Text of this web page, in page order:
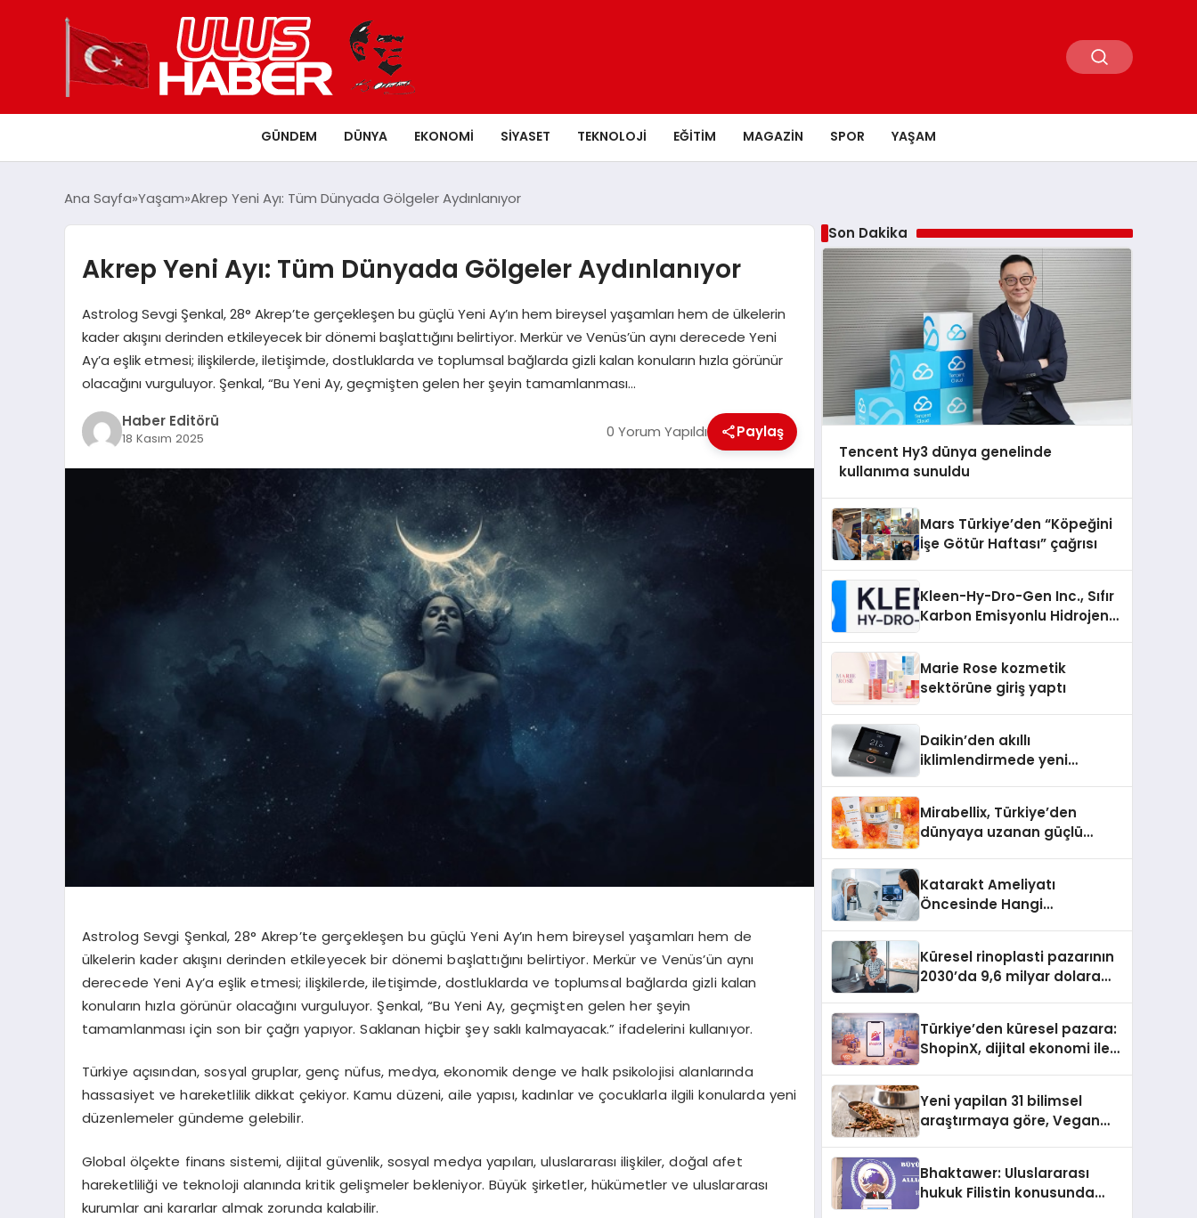
GÜNDEM DÜNYA EKONOMI SIYASET TEKNOLOJI EĞITIM MAGAZIN SPOR YAŞAM
Ana Sayfa Yaşam Akrep Yeni Ayı: Tüm Dünyada Gölgeler Aydınlanıyor
Akrep Yeni Ayı: Tüm Dünyada Gölgeler Aydınlanıyor
Astrolog Sevgi Şenkal, 28° Akrep’te gerçekleşen bu güçlü Yeni Ay’ın hem bireysel yaşamları hem de ülkelerin
kader akışını derinden etkileyecek bir dönemi başlattığını belirtiyor. Merkür ve Venüs’ün aynı derecede Yeni
Ay’a eşlik etmesi; ilişkilerde, iletişimde, dostluklarda ve toplumsal bağlarda gizli kalan konuların hızla görünür
olacağını vurguluyor. Şenkal, “Bu Yeni Ay, geçmişten gelen her şeyin tamamlanması…
Haber Editörü
18 Kasım 2025 0 Yorum Yapıldı Paylaş
Astrolog Sevgi Şenkal, 28° Akrep’te gerçekleşen bu güçlü Yeni Ay’ın hem bireysel yaşamları hem de
ülkelerin kader akışını derinden etkileyecek bir dönemi başlattığını belirtiyor. Merkür ve Venüs’ün aynı
derecede Yeni Ay’a eşlik etmesi; ilişkilerde, iletişimde, dostluklarda ve toplumsal bağlarda gizli kalan
konuların hızla görünür olacağını vurguluyor. Şenkal, “Bu Yeni Ay, geçmişten gelen her şeyin
tamamlanması için son bir çağrı yapıyor. Saklanan hiçbir şey saklı kalmayacak.” ifadelerini kullanıyor.
Türkiye açısından, sosyal gruplar, genç nüfus, medya, ekonomik denge ve halk psikolojisi alanlarında
hassasiyet ve hareketlilik dikkat çekiyor. Kamu düzeni, aile yapısı, kadınlar ve çocuklarla ilgili konularda yeni
düzenlemeler gündeme gelebilir.
Global ölçekte finans sistemi, dijital güvenlik, sosyal medya yapıları, uluslararası ilişkiler, doğal afet
hareketliliği ve teknoloji alanında kritik gelişmeler bekleniyor. Büyük şirketler, hükümetler ve uluslararası
kurumlar ani kararlar almak zorunda kalabilir.
Son Dakika
Tencent Hy3 dünya genelinde
kullanıma sunuldu
Mars Türkiye’den “Köpeğini
İşe Götür Haftası” çağrısı
Kleen-Hy-Dro-Gen Inc., Sıfır
Karbon Emisyonlu Hidrojen
Aldı
Marie Rose kozmetik
sektörüne giriş yaptı
Daikin’den akıllı
iklimlendirmede yeni
Mirabellix, Türkiye’den
dünyaya uzanan güçlü
Katarakt Ameliyatı
Öncesinde Hangi
Küresel rinoplasti pazarının
2030’da 9,6 milyar dolara
Türkiye’den küresel pazara:
ShopinX, dijital ekonomi ile
Yeni yapilan 31 bilimsel
araştırmaya göre, Vegan
Sindirildiğini Ortaya Koydu
Bhaktawer: Uluslararası
hukuk Filistin konusunda